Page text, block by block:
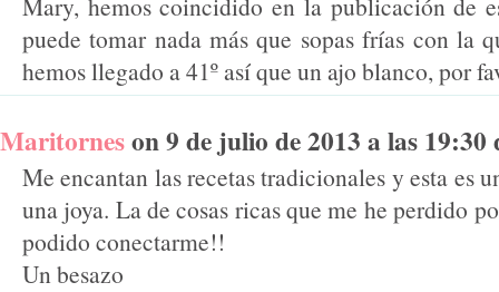
Mary, hemos coincidido en la publicación de
puede tomar nada más que sopas frías con la
hemos llegado a 41º así que un ajo blanco, por
Maritorneson 9 de julio de 2013 a las 19:30
Me encantan las recetas tradicionales y esta es
una joya. La de cosas ricas que me he perdido
podido conectarme!!
Un besazo